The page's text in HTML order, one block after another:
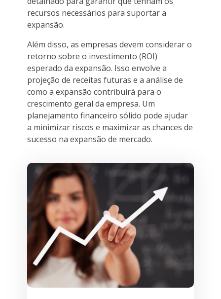
recursos necessários para suportar a
expansão.
Além disso, as empresas devem considerar o
retorno sobre o investimento (ROI)
esperado da expansão. Isso envolve a
projeção de receitas futuras e a análise de
como a expansão contribuirá para o
crescimento geral da empresa. Um
planejamento financeiro sólido pode ajudar
a minimizar riscos e maximizar as chances de
sucesso na expansão de mercado.